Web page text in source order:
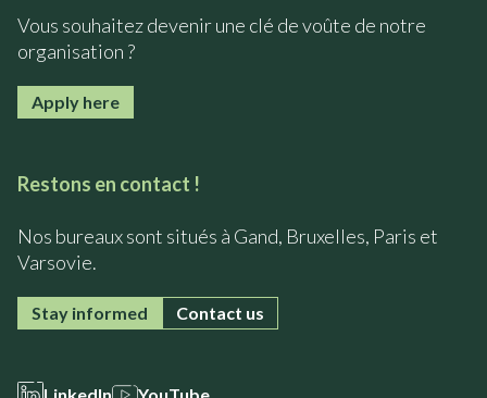
Vous souhaitez devenir une clé de voûte de notre
organisation ?
Apply here
Restons en contact !
Nos bureaux sont situés à Gand, Bruxelles, Paris et
Varsovie.
Stay informed Contact us